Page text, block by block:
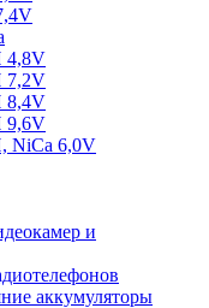
4,8V
7,2V
8,4V
9,6V
NiCa 6,0V
и
аккумуляторы